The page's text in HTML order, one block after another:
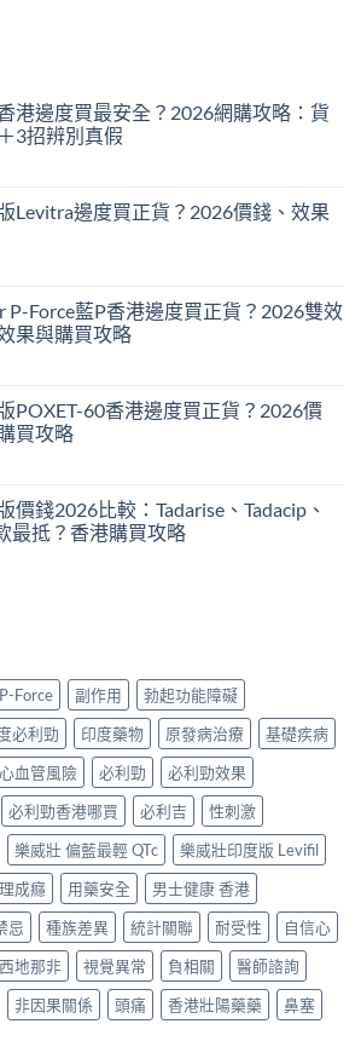
港邊度買最安全？2026網購攻略：貨
3招辨別真假
Levitra邊度買正貨？2026價錢、效果
P-Force藍P香港邊度買正貨？2026雙效
果與購買攻略
POXET-60香港邊度買正貨？2026價
買攻略
價錢2026比較：Tadarise、Tadacip、
最抵？香港購買攻略
Force 副作用
勃起功能障礙
必利勁 印度藥物 原發病治療
基礎疾病
心血管風險 必利勁
必利勁效果
必利勁香港哪買 必利吉
性刺激
樂威壯 偏藍最輕 QTc
樂威壯印度版 Levifil
成癮 用藥安全
男士健康 香港
忌 種族差異 統計關聯 耐受性
自信心
西地那非 視覺異常 負相關
醫師諮詢
非因果關係 頭痛 香港壯陽藥藥 鼻塞